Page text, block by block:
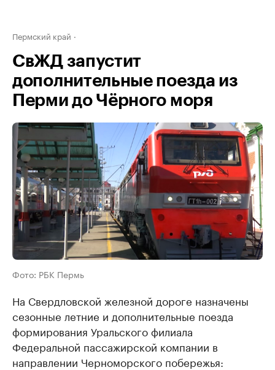
Пермский край
СвЖД запустит
дополнительные поезда из
Перми до Чёрного моря
Фото: РБК Пермь
На Свердловской железной дороге назначены
сезонные летние и дополнительные поезда
формирования Уральского филиала
Федеральной пассажирской компании в
направлении Черноморского побережья: